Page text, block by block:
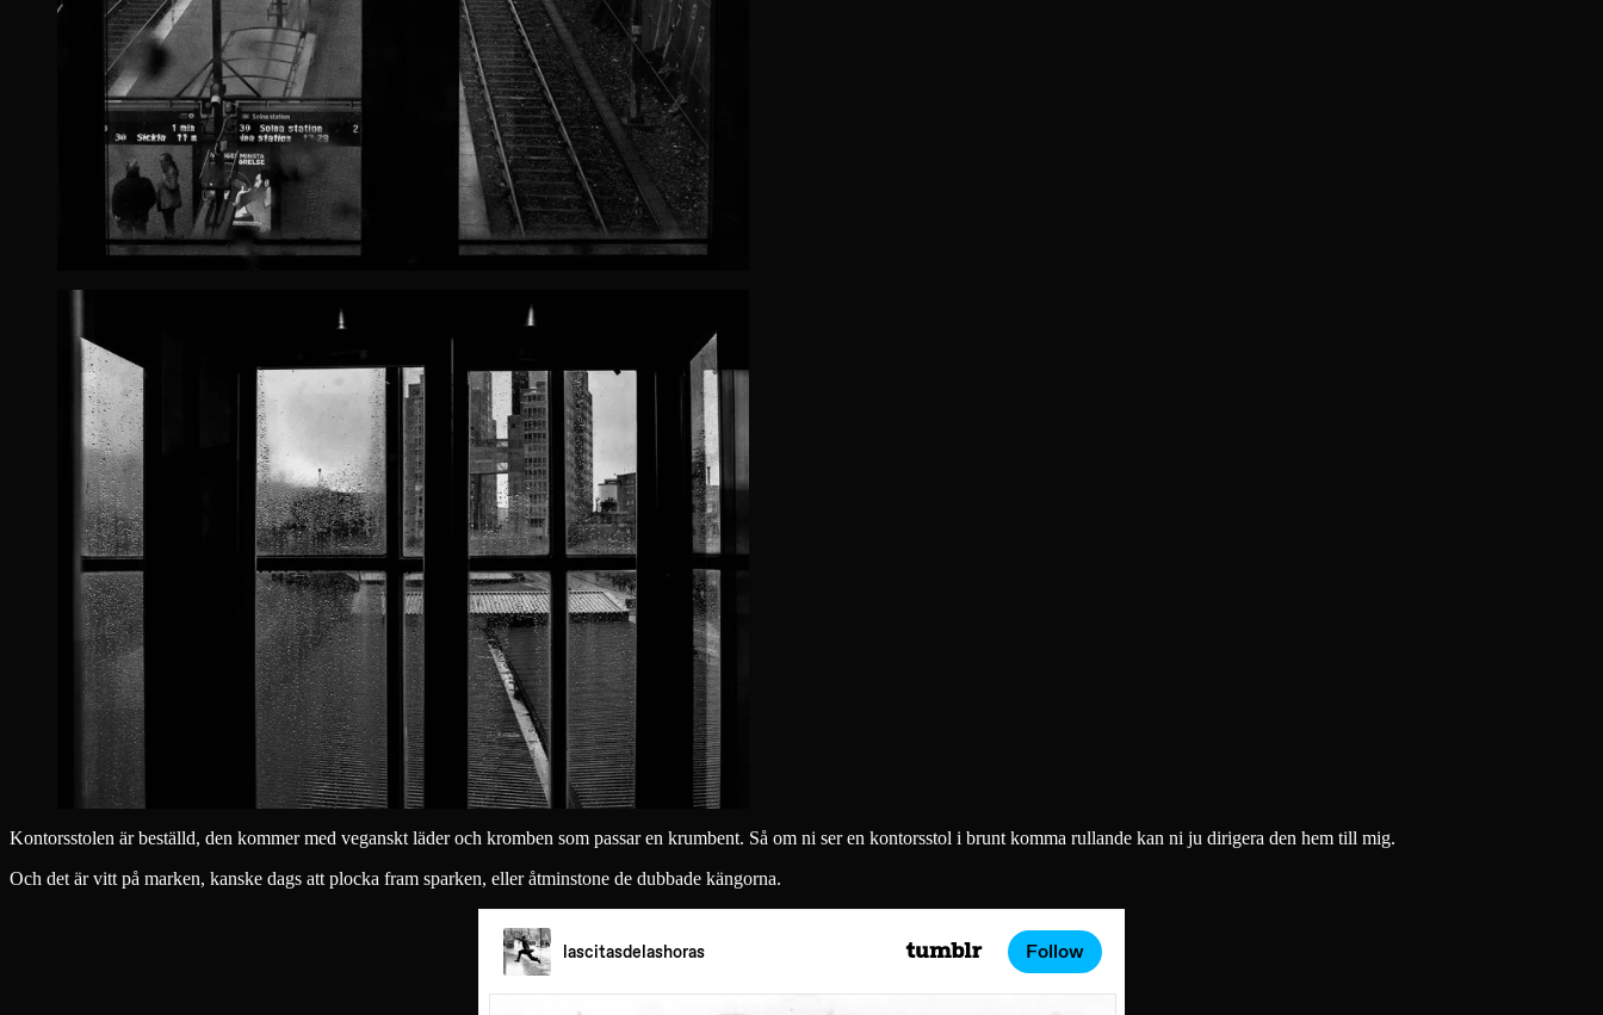
Kontorsstolen är beställd, den kommer med veganskt läder och kromben som passar en krumbent. Så om ni ser en kontorsstol i brunt komma rullande kan ni ju dirigera den hem till mig.
Och det är vitt på marken, kanske dags att plocka fram sparken, eller åtminstone de dubbade kängorna.